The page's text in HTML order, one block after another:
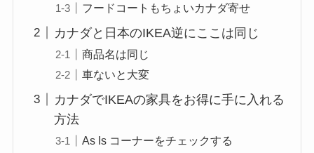
フードコートもちょいカナダ寄せ
カナダと日本のIKEA逆にここは同じ
商品名は同じ
車ないと大変
カナダでIKEAの家具をお得に手に入れる
方法
As Is コーナーをチェックする